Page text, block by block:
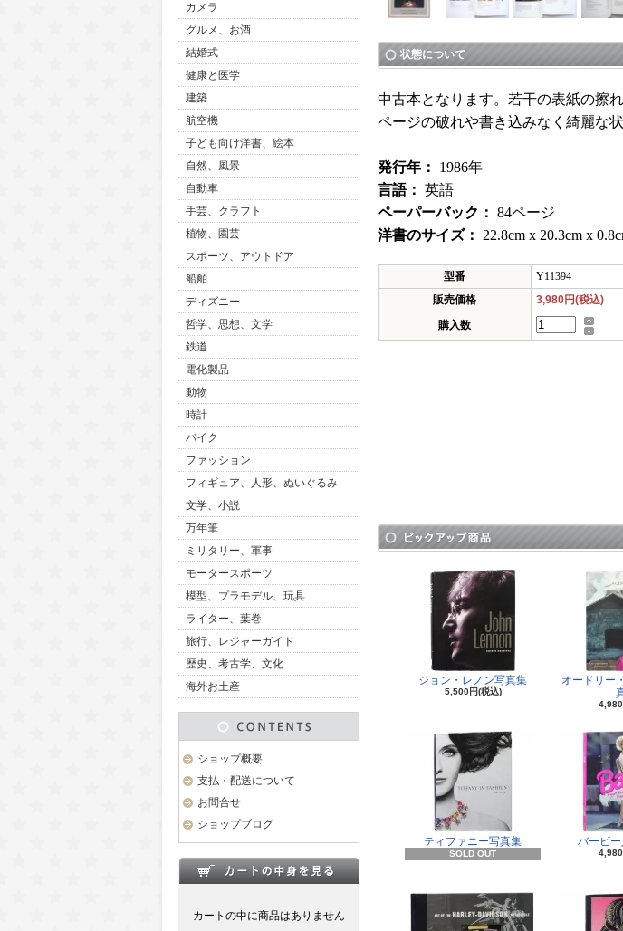
カメラ
グルメ、お酒
結婚式
健康と医学
建築
航空機
子ども向け洋書、絵本
自然、風景
自動車
手芸、クラフト
植物、園芸
スポーツ、アウトドア
船舶
ディズニー
哲学、思想、文学
鉄道
電化製品
動物
時計
バイク
ファッション
フィギュア、人形、ぬいぐるみ
文学、小説
万年筆
ミリタリー、軍事
モータースポーツ
模型、プラモデル、玩具
ライター、葉巻
旅行、レジャーガイド
歴史、考古学、文化
海外お土産
ショップ概要
支払・配送について
お問合せ
ショップブログ
カートの中に商品はありません
状態について
中古本となります。若干の表紙の擦
ページの破れや書き込みなく綺麗な状
発行年：
1986年
言語： 英語
ペーパーバック： 84ページ
洋書のサイズ：
22.8cm x 20.3cm x
型番
Y11394
販売価格
3,980円(税込)
購入数
ジョン・レノン写真集
5,500円(税込)
オードリー
ティファニー写真集
SOLD OUT
バービ